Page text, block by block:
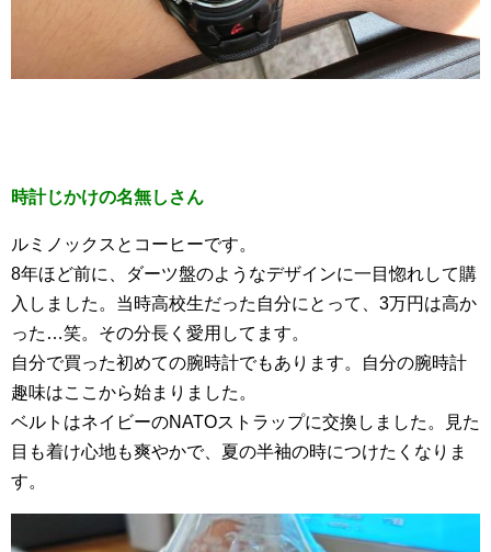
時計じかけの名無しさん
ルミノックスとコーヒーです。
8年ほど前に、ダーツ盤のようなデザインに一目惚れして購
入しました。当時高校生だった自分にとって、3万円は高か
った…笑。その分長く愛用してます。
自分で買った初めての腕時計でもあります。自分の腕時計
趣味はここから始まりました。
ベルトはネイビーのNATOストラップに交換しました。見た
目も着け心地も爽やかで、夏の半袖の時につけたくなりま
す。